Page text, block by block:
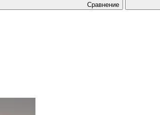
Сравнение